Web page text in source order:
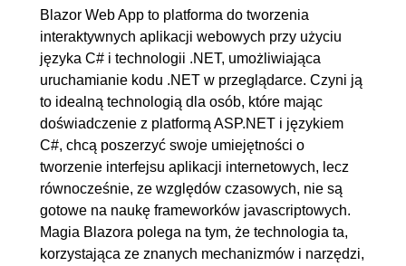
4.2. Nawigacja między
stronami
00:07:28
4.3. Statyczne pliki
00:03:25
4.4. Enhanced Page
Navigation, Form Enhance
00:10:48
5. Renderowanie 00:58:10
5.1. Kolejność renderowania
komponentów
00:15:00
5.2. Rodzaje renderowania
00:19:26
Blazor Web App to platforma do tworzenia
interaktywnych aplikacji webowych przy użyciu
języka C# i technologii .NET, umożliwiająca
uruchamianie kodu .NET w przeglądarce. Czyni ją
to idealną technologią dla osób, które mając
doświadczenie z platformą ASP.NET i językiem
C#, chcą poszerzyć swoje umiejętności o
tworzenie interfejsu aplikacji internetowych, lecz
równocześnie, ze względów czasowych, nie są
gotowe na naukę frameworków javascriptowych.
Magia Blazora polega na tym, że technologia ta,
korzystająca ze znanych mechanizmów i narzędzi,